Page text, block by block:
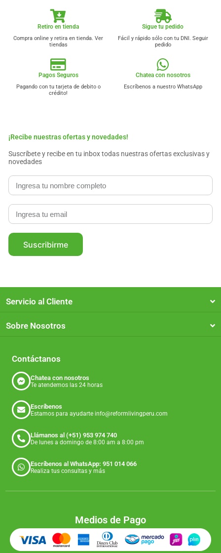
Retiro en tienda
Compra online y retira en tienda. Ver
tiendas
Pagos Seguros
Pagando con tu tarjeta de debito o
crédito!
Sigue tu pedido
Fácil y rápido sólo con tu DNI. Seguir
pedido
Chatea con nosotros
Escríbenos a nuestro WhatsApp
¡Recibe nuestras ofertas y novedades!
Suscríbete y recibe en tu inbox todas nuestras ofertas exclusivas y
novedades
Suscribirme
Servicio al Cliente
Sobre Nosotros
Contáctanos
Chatea con nosotros
Te atendemos las 24 horas
Escríbenos
Estamos para ayudarte info@reformlivingperu.com
Llámanos al (+51) 953 974 740
De lunes a domingo de 8:00 am a 8:00 pm
Escríbenos al WhatsApp: 951 014 066
Realiza tus consultas y más
Medios de Pago